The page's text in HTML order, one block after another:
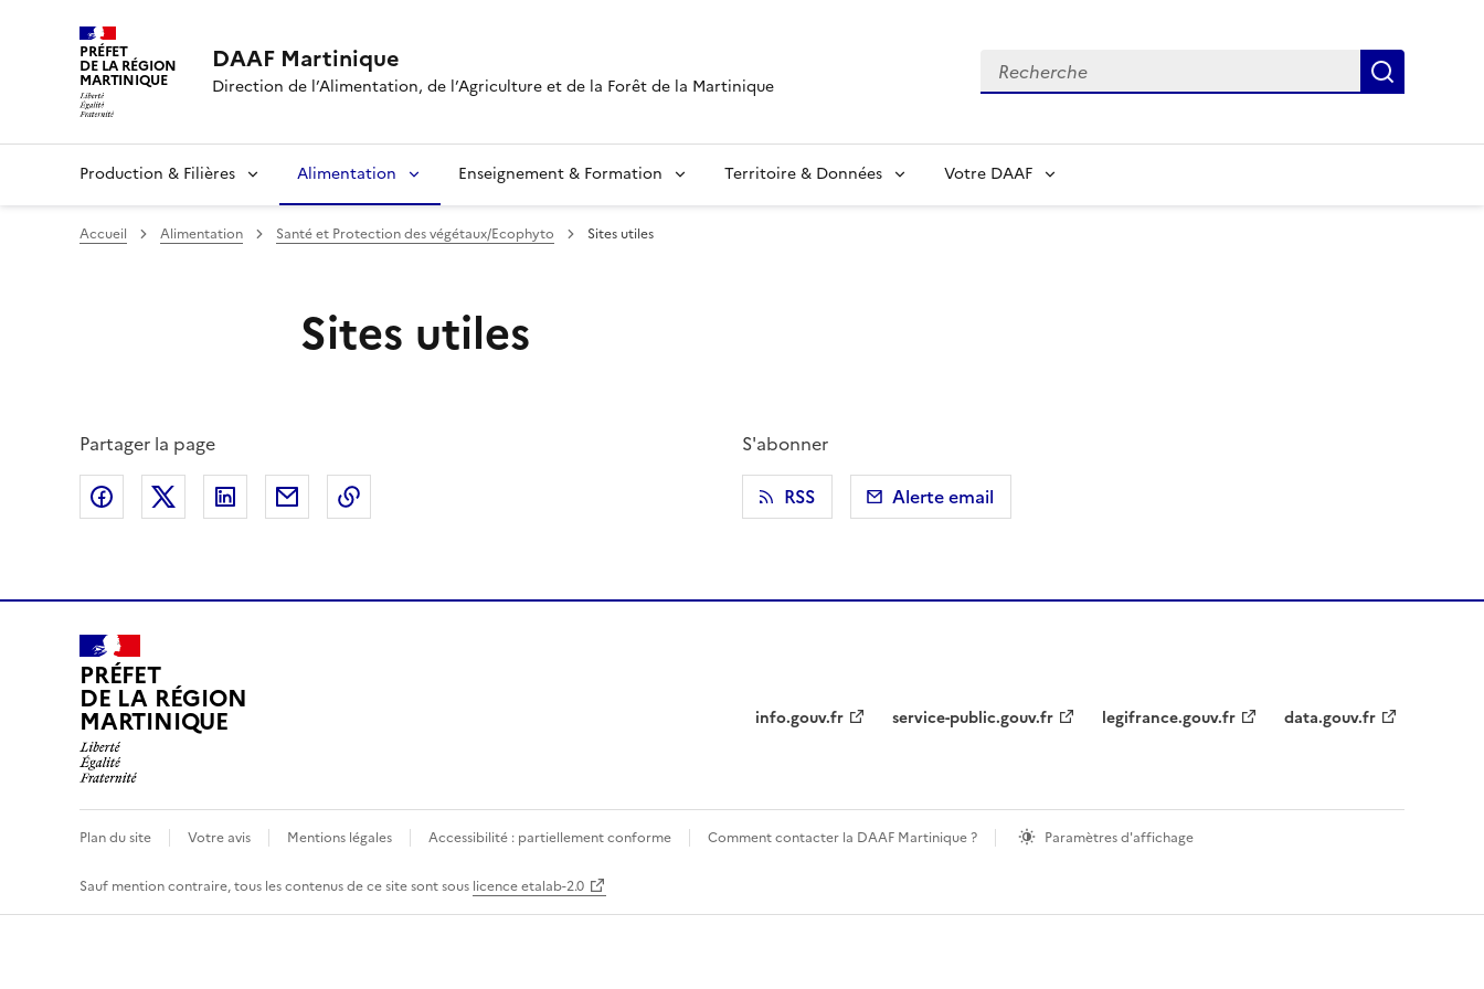
PRÉFET
DE LA RÉGION
MARTINIQUE
DAAF Martinique
Direction de l’Alimentation, de l’Agriculture et de la Forêt de la Martinique
Recherche
Production & Filières Alimentation Enseignement & Formation Territoire & Données Votre DAAF
Accueil Alimentation Santé et Protection des végétaux/Ecophyto Sites utiles
Sites utiles
Partager la page
Partager sur Facebook
Partager sur X (anciennement Twitter)
Partager sur LinkedIn
Partager par email
S'abonner
RSS
Alerte email
PRÉFET
DE LA RÉGION
MARTINIQUE info.gouv.fr service-public.gouv.fr legifrance.gouv.fr data.gouv.fr
Plan du site Votre avis Mentions légales Accessibilité : partiellement conforme Comment contacter la DAAF Martinique ? Paramètres d'affichage
Sauf mention contraire, tous les contenus de ce site sont sous licence etalab-2.0